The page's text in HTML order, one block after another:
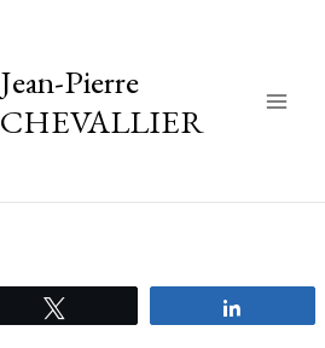
Jean-Pierre
CHEVALLIER